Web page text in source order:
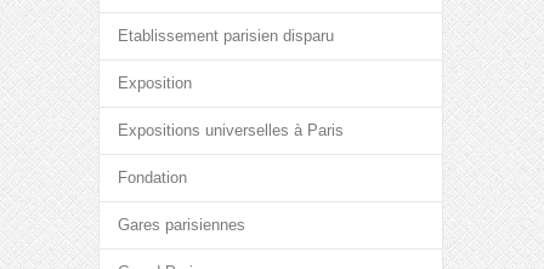
Etablissement parisien disparu
Exposition
Expositions universelles à Paris
Fondation
Gares parisiennes